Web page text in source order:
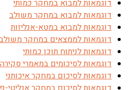
דוגמאות למבוא במחקר כמותי
דוגמאות למבוא במחקר משולב
דוגמאות למבוא במטא-אנליזות
דוגמאות לממצאים במחקר
דוגמאות לניתוח תוכן כמותי
דוגמאות לסיכומים במאמרי סקירה
דוגמאות לסיכום במחקר איכותני